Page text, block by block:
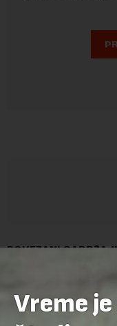
POVEZANI SADRŽAJI
Vreme